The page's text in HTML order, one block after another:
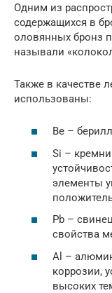
Одним из
содержащихся в
оловянных бронз
называли
Также в качестве
использованы:
Be –
Si –
элементы
Pb –
свойства
Al –
коррозии,
высоких